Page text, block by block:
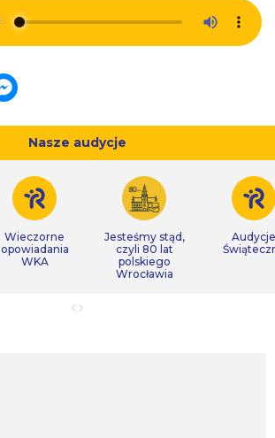
Nasze audycje
Wieczorne
opowiadania
WKA
Jesteśmy stąd,
czyli 80 lat
polskiego
Wrocławia
Audycje